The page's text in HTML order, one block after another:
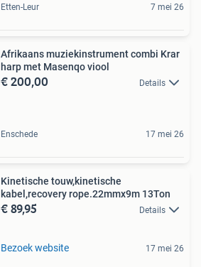
Etten-Leur 7 mei 26
Afrikaans muziekinstrument combi Krar
harp met Masenqo viool
€ 200,00 Details
Enschede 17 mei 26
Kinetische touw,kinetische
kabel,recovery rope.22mmx9m 13Ton
€ 89,95 Details
Bezoek website 17 mei 26